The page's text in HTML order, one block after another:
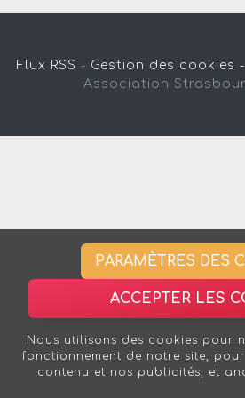
Flux RSS - Gestion des cookies -
Association
PARAMÈTRES DES
ACCEPTER LES
Nous utilisons des cookies pour
fonctionnement de notre site,
contenu et nos publicités, et